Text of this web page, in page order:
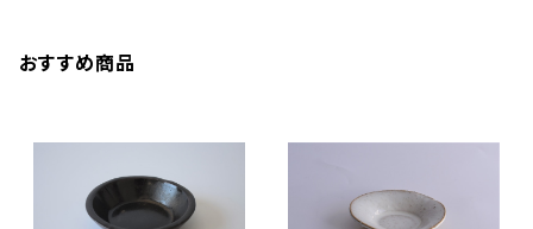
おすすめ商品